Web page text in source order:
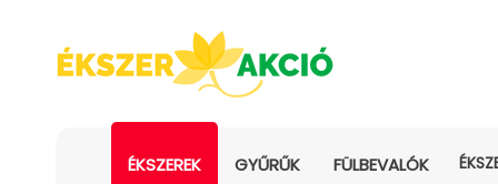
ÉKSZEREK GYŰRŰK FÜLBEVALÓK